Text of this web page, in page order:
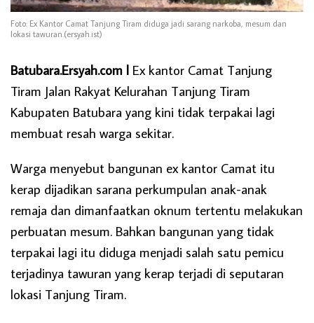
Foto: Ex Kantor Camat Tanjung Tiram diduga jadi sarang narkoba, mesum dan
lokasi tawuran.(ersyah.ist)
Batubara.Ersyah.com l Ex kantor Camat Tanjung
Tiram Jalan Rakyat Kelurahan Tanjung Tiram
Kabupaten Batubara yang kini tidak terpakai lagi
membuat resah warga sekitar.
Warga menyebut bangunan ex kantor Camat itu
kerap dijadikan sarana perkumpulan anak-anak
remaja dan dimanfaatkan oknum tertentu melakukan
perbuatan mesum. Bahkan bangunan yang tidak
terpakai lagi itu diduga menjadi salah satu pemicu
terjadinya tawuran yang kerap terjadi di seputaran
lokasi Tanjung Tiram.